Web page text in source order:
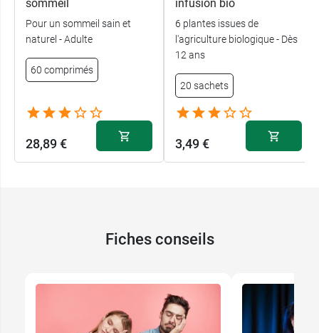
sommeil
Pour un sommeil sain et
naturel - Adulte
60 comprimés
28,89 €
infusion bio
6 plantes issues de
l'agriculture biologique - Dès
12 ans
20 sachets
3,49 €
Fiches conseils